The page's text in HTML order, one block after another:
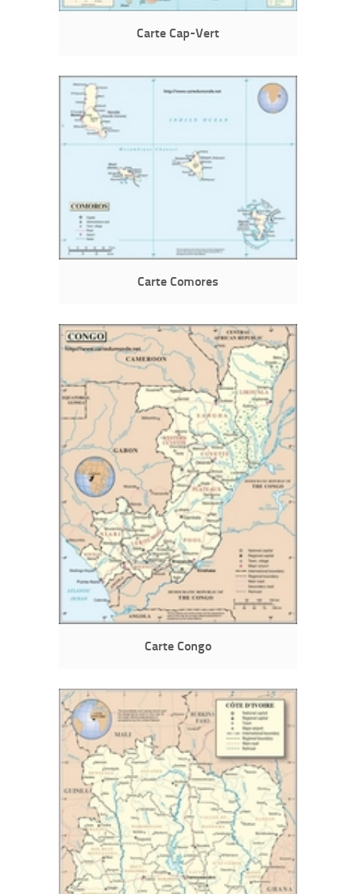
Carte Cap-Vert
Carte Comores
Carte Congo